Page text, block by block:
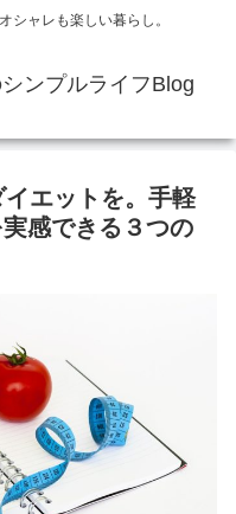
シャレも楽しい暮らし。
ンプルライフBlog
エットを。手軽
感できる３つの